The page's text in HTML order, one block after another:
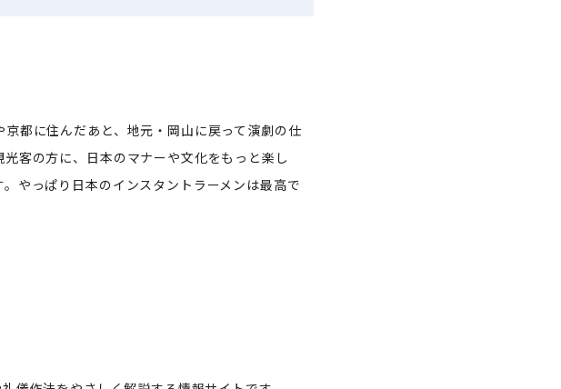
都に住んだあと、地元・岡山に戻って演劇の仕
客の方に、日本のマナーや文化をもっと楽し
やっぱり日本のインスタントラーメンは最高で